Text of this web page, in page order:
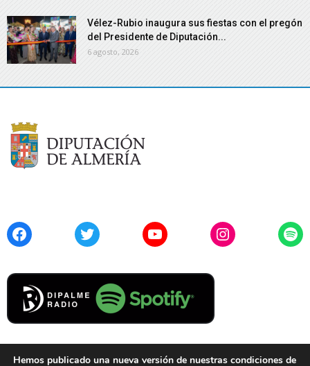
Vélez-Rubio inaugura sus fiestas con el pregón
del Presidente de Diputación...
6 agosto, 2026
FacebookTwitter YouTubeInstagram
Hemos publicado una nueva versión de nuestras condiciones de